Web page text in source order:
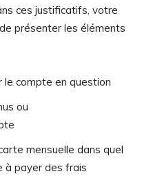
ces justificatifs, votre
présenter les éléments
le compte en question
ou
mensuelle dans quel
à payer des frais